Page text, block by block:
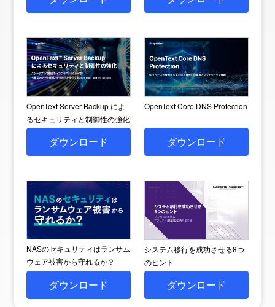
OpenText Server Backup によ
るセキュリティと制御性の強化
ダウンロード
OpenText Core DNS Protection
ダウンロード
NASのセキュリティはランサム
ウェア被害から守れるか？
ダウンロード
システム移行を成功させる8つ
のヒント
ダウンロード